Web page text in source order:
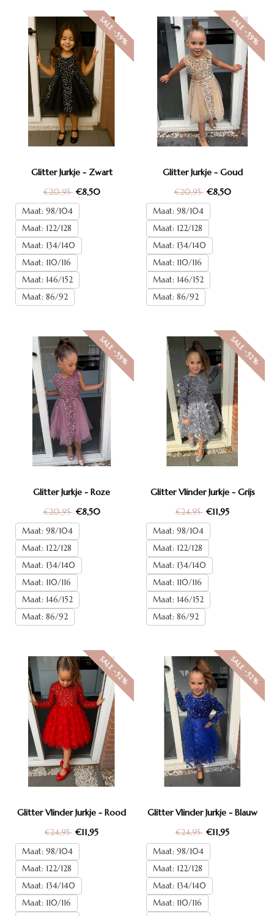
SALE -59%
Glitter Jurkje - Zwart
€20,95 €8,50
Maat: 98/104
Maat: 122/128
Maat: 134/140
Maat: 110/116
Maat: 146/152
Maat: 86/92
SALE -59%
Glitter Jurkje - Goud
€20,95 €8,50
Maat: 98/104
Maat: 122/128
Maat: 134/140
Maat: 110/116
Maat: 146/152
Maat: 86/92
SALE -59%
Glitter Jurkje - Roze
€20,95 €8,50
Maat: 98/104
Maat: 122/128
Maat: 134/140
Maat: 110/116
Maat: 146/152
Maat: 86/92
SALE -52%
Glitter Vlinder Jurkje - Grijs
€24,95 €11,95
Maat: 98/104
Maat: 122/128
Maat: 134/140
Maat: 110/116
Maat: 146/152
Maat: 86/92
SALE -52%
Glitter Vlinder Jurkje - Rood
€24,95 €11,95
Maat: 98/104
Maat: 122/128
Maat: 134/140
Maat: 110/116
SALE -52%
Glitter Vlinder Jurkje - Blauw
€24,95 €11,95
Maat: 98/104
Maat: 122/128
Maat: 134/140
Maat: 110/116